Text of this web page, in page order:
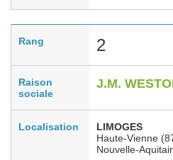
Rang 2
Raison
sociale
J.M.
Localisation
LIMOGES
Haute-Vienne
Nouvelle-